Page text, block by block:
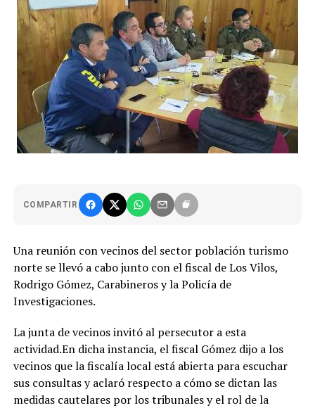
COMPARTIR
Una reunión con vecinos del sector población turismo
norte se llevó a cabo junto con el fiscal de Los Vilos,
Rodrigo Gómez, Carabineros y la Policía de
Investigaciones.
La junta de vecinos invitó al persecutor a esta
actividad.En dicha instancia, el fiscal Gómez dijo a los
vecinos que la fiscalía local está abierta para escuchar
sus consultas y aclaró respecto a cómo se dictan las
medidas cautelares por los tribunales y el rol de la